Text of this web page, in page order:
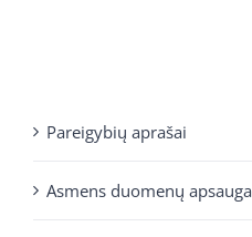
Pareigybių aprašai
Asmens duomenų apsauga